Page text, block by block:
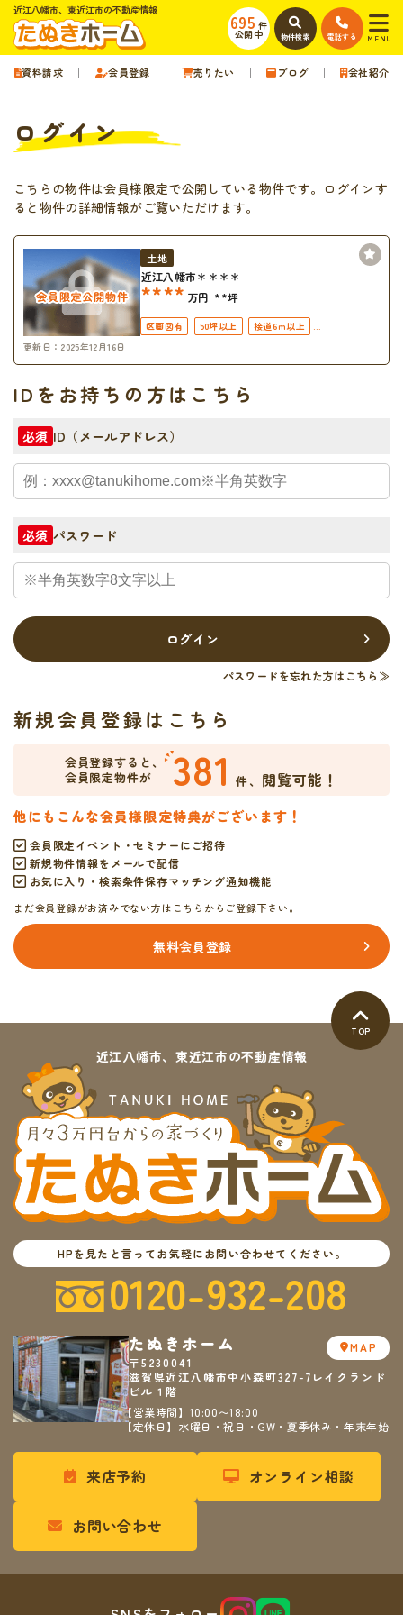
近江八幡市、東近江市の不動産情報
695 件
公開中 物件検索 電話する MENU
資料請求 会員登録 売りたい ブログ 会社紹介
ログイン
こちらの物件は会員様限定で公開している物件です。ログインす
ると物件の詳細情報がご覧いただけます。
更新日：2025年12月16日
土地
近江八幡市＊＊＊＊
**** 万円 **坪
区画図有 50坪以上
接道6ｍ以上
IDをお持ちの方はこちら
必須 ID（メールアドレス）
必須 パスワード
ログイン
パスワードを忘れた方はこちら≫
新規会員登録はこちら
会員登録すると、
会員限定物件が
381 件、 閲覧可能！
他にもこんな会員様限定特典がございます！
会員限定イベント・セミナーにご招待
新規物件情報をメールで配信
お気に入り・検索条件保存マッチング通知機能
まだ会員登録がお済みでない方はこちらからご登録下さい。
無料会員登録
TOP
近江八幡市、東近江市の不動産情報
HPを見たと言ってお気軽にお問い合わせてください。
0120-932-208
たぬきホーム
〒5230041
滋賀県近江八幡市中小森町327-7レイクランド
ビル１階
【営業時間】10:00〜18:00
【定休日】水曜日・祝日・GW・夏季休み・年末年始
MAP
来店予約 オンライン相談
お問い合わせ